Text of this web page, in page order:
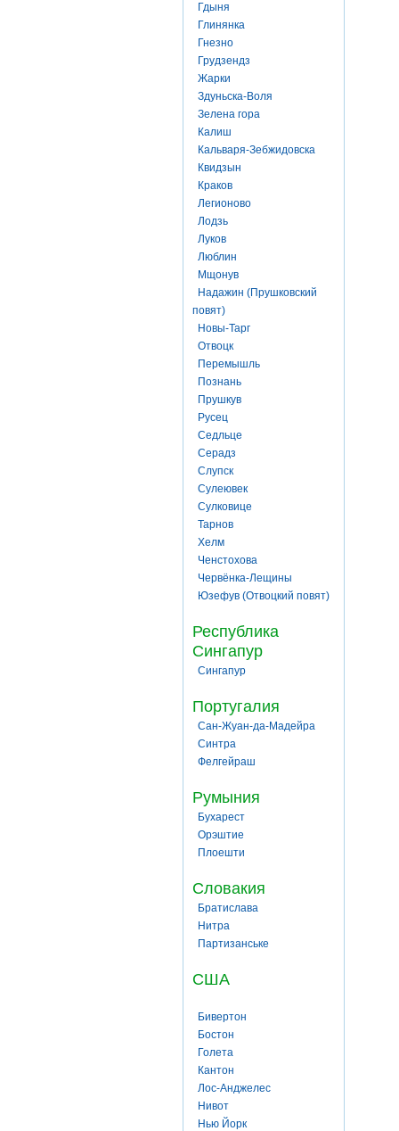
Гдыня
Глинянка
Гнезно
Грудзендз
Жарки
Здуньска-Воля
Зелена гора
Калиш
Кальваря-Зебжидовска
Квидзын
Краков
Легионово
Лодзь
Луков
Люблин
Мщонув
Надажин (Прушковский
повят)
Новы-Тарг
Отвоцк
Перемышль
Познань
Прушкув
Русец
Седльце
Серадз
Слупск
Сулеювек
Сулковице
Тарнов
Хелм
Ченстохова
Червёнка-Лещины
Юзефув (Отвоцкий повят)
Республика
Сингапур
Сингапур
Португалия
Сан-Жуан-да-Мадейра
Синтра
Фелгейраш
Румыния
Бухарест
Орэштие
Плоешти
Словакия
Братислава
Нитра
Партизанське
США
Бивертон
Бостон
Голета
Кантон
Лос-Анджелес
Нивот
Нью Йорк